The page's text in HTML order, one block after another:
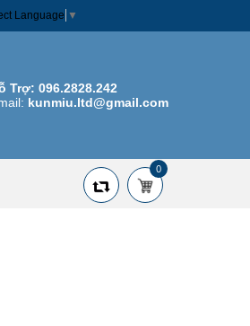
Language ▼
Trợ: 096.2828.242
kunmiu.ltd@gmail.com
0